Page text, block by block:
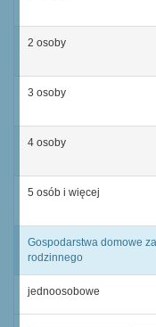
2 osoby
3 osoby
4 osoby
5 osób i więcej
Gospodarstwa domowe
rodzinnego
jednoosobowe